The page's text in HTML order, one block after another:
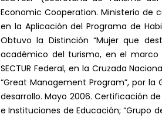
Economic Cooperation. Ministerio de
en la Aplicación del Programa de
Obtuvo la Distinción “Mujer que
académico del turismo, en el
SECTUR Federal, en la Cruzada
“Great Management Program”, por
desarrollo. Mayo 2006. Certificación
e Instituciones de Educación; “Grupo